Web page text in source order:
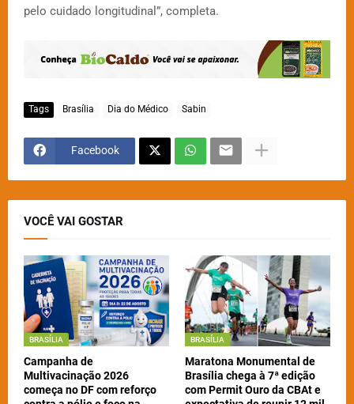
pelo cuidado longitudinal”, completa.
Tags Brasília Dia do Médico Sabin
Facebook
VOCÊ VAI GOSTAR
BRASÍLIA
Campanha de
Multivacinação 2026
começa no DF com reforço
BRASÍLIA
Maratona Monumental de
Brasília chega à 7ª edição
com Permit Ouro da CBAt e